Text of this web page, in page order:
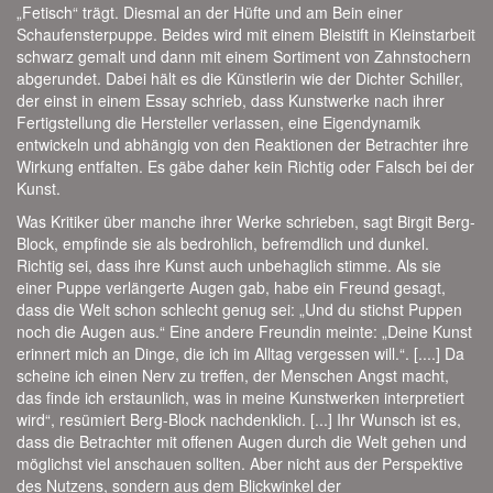
„Fetisch“ trägt. Diesmal an der Hüfte und am Bein einer
Schaufensterpuppe. Beides wird mit einem Bleistift in Kleinstarbeit
schwarz gemalt und dann mit einem Sortiment von Zahnstochern
abgerundet. Dabei hält es die Künstlerin wie der Dichter Schiller,
der einst in einem Essay schrieb, dass Kunstwerke nach ihrer
Fertigstellung die Hersteller verlassen, eine Eigendynamik
entwickeln und abhängig von den Reaktionen der Betrachter ihre
Wirkung entfalten. Es gäbe daher kein Richtig oder Falsch bei der
Kunst.
Was Kritiker über manche ihrer Werke schrieben, sagt Birgit Berg-
Block, empfinde sie als bedrohlich, befremdlich und dunkel.
Richtig sei, dass ihre Kunst auch unbehaglich stimme. Als sie
einer Puppe verlängerte Augen gab, habe ein Freund gesagt,
dass die Welt schon schlecht genug sei: „Und du stichst Puppen
noch die Augen aus.“ Eine andere Freundin meinte: „Deine Kunst
erinnert mich an Dinge, die ich im Alltag vergessen will.“. [....] Da
scheine ich einen Nerv zu treffen, der Menschen Angst macht,
das finde ich erstaunlich, was in meine Kunstwerken interpretiert
wird“, resümiert Berg-Block nachdenklich. [...] Ihr Wunsch ist es,
dass die Betrachter mit offenen Augen durch die Welt gehen und
möglichst viel anschauen sollten. Aber nicht aus der Perspektive
des Nutzens, sondern aus dem Blickwinkel der